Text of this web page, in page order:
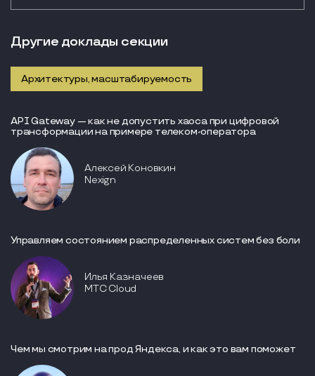
Другие доклады секции
Архитектуры, масштабируемость
API Gateway — как не допустить хаоса при цифровой
трансформации на примере телеком-оператора
Алексей Коновкин
Nexign
Управляем состоянием распределенных систем без боли
Илья Казначеев
MTC Cloud
Чем мы смотрим на прод Яндекса, и как это вам поможет